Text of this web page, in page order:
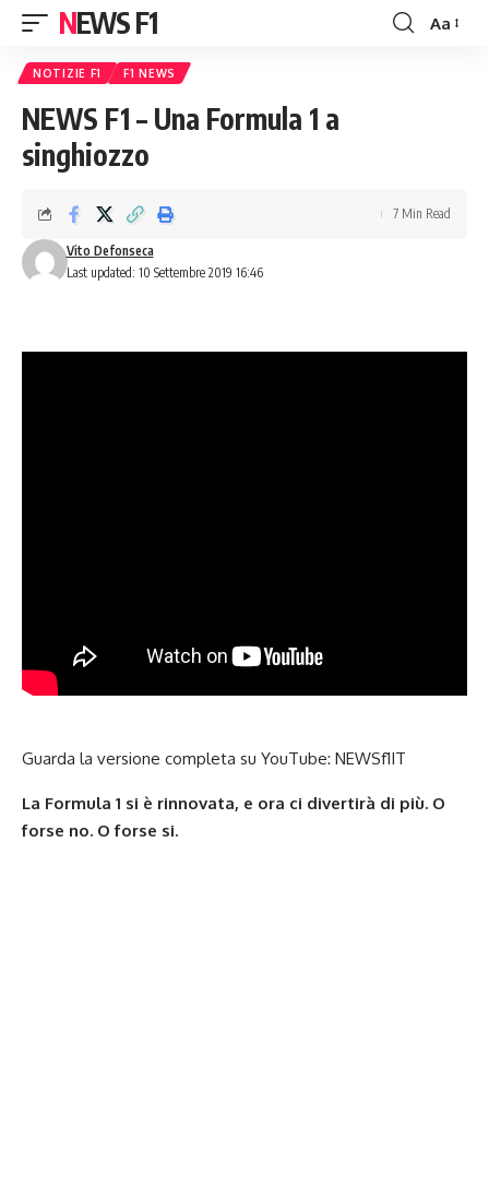
NEWS F1
Font
Aa
NOTIZIE F1 F1 NEWS
NEWS F1 – Una Formula 1 a
singhiozzo
Last updated: 10 Settembre 2019 16:46
Vito Defonseca
7 Min Read
Guarda la versione completa su YouTube: NEWSf1IT
La Formula 1 si è rinnovata, e ora ci divertirà di più. O
forse no. O forse si.